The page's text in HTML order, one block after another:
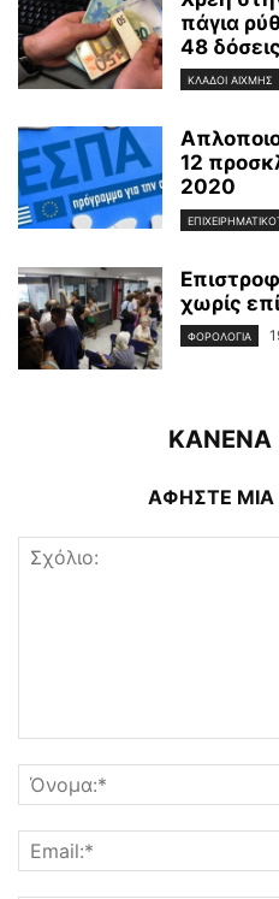
πάγια
48 δόσεις
ΚΛΆΔΟΙ ΑΙΧΜΉΣ
12
2020
χωρίς
ΦΟΡΟΛΟΓΊΑ
ΚΑΝΕΝΑ
ΑΦΗΣΤΕ